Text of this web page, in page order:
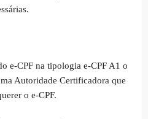
e-CPF na tipologia e-CPF A1 o
Autoridade Certificadora que
o e-CPF.